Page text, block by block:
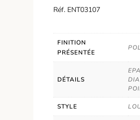
Réf. ENT03107
FINITION
PRÉSENTÉE
DÉTAILS
STYLE